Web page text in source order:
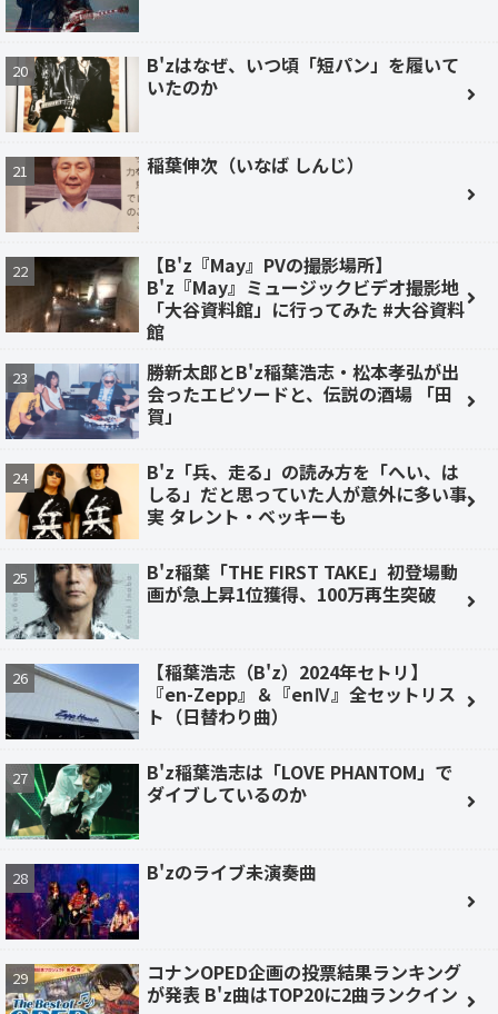
B'zはなぜ、いつ頃「短パン」を履いて
いたのか
稲葉伸次（いなば しんじ）
【B'z『May』PVの撮影場所】
B'z『May』ミュージックビデオ撮影地
「大谷資料館」に行ってみた #大谷資料
館
勝新太郎とB'z稲葉浩志・松本孝弘が出
会ったエピソードと、伝説の酒場 「田
賀」
B'z「兵、走る」の読み方を「へい、は
しる」だと思っていた人が意外に多い事
実 タレント・ベッキーも
B'z稲葉「THE FIRST TAKE」初登場動
画が急上昇1位獲得、100万再生突破
【稲葉浩志（B'z）2024年セトリ】
『en-Zepp』＆『enⅣ』全セットリス
ト（日替わり曲）
B'z稲葉浩志は「LOVE PHANTOM」で
ダイブしているのか
B'zのライブ未演奏曲
コナンOPED企画の投票結果ランキング
が発表 B'z曲はTOP20に2曲ランクイン